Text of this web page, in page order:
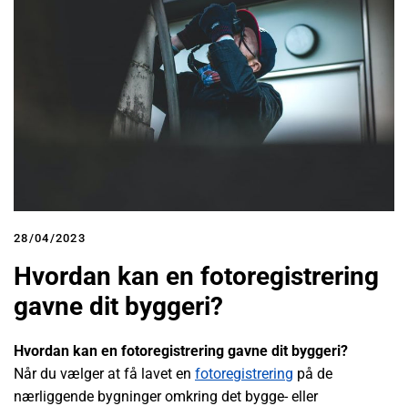
28/04/2023
Hvordan kan en fotoregistrering
gavne dit byggeri?
Hvordan kan en fotoregistrering gavne dit byggeri?
Når du vælger at få lavet en fotoregistrering på de
nærliggende bygninger omkring det bygge- eller